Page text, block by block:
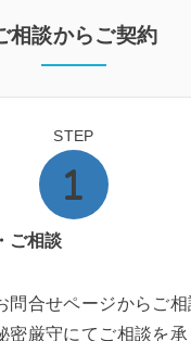
相談からご契約
STEP
ご相談
問合せページからご
密厳守にてご相談を